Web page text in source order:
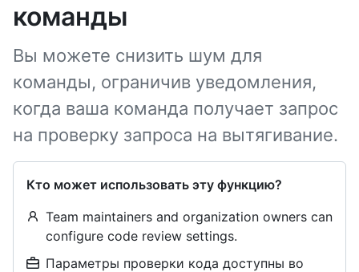
команды
Вы можете снизить шум для
команды, ограничив уведомления,
когда ваша команда получает запрос
на проверку запроса на вытягивание.
Кто может использовать эту функцию?
Team maintainers and organization owners can
configure code review settings.
Параметры проверки кода доступны во